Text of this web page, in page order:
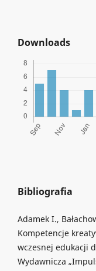
Downloads
Bibliografia
Adamek I.,
Kompetencje
wczesnej edukacji
Wydawnicza